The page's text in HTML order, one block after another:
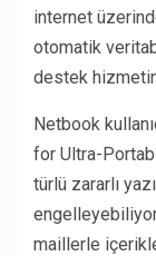
internet
otomatik
destek
Netbook
for Ultra-
türlü zararlı
maillerle